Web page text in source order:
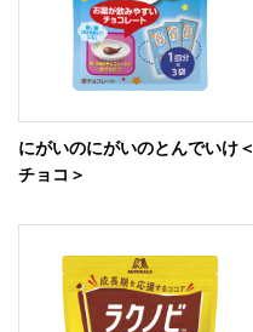
にがいのにがいのとんでいけ＜
チョコ＞